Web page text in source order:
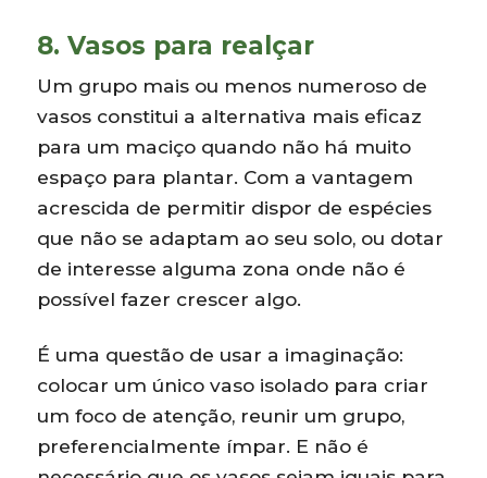
8. Vasos para realçar
Um grupo mais ou menos numeroso de
vasos constitui a alternativa mais eficaz
para um maciço quando não há muito
espaço para plantar. Com a vantagem
acrescida de permitir dispor de espécies
que não se adaptam ao seu solo, ou dotar
de interesse alguma zona onde não é
possível fazer crescer algo.
É uma questão de usar a imaginação:
colocar um único vaso isolado para criar
um foco de atenção, reunir um grupo,
preferencialmente ímpar. E não é